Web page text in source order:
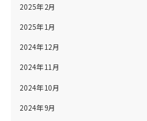
2025年2月
2025年1月
2024年12月
2024年11月
2024年10月
2024年9月